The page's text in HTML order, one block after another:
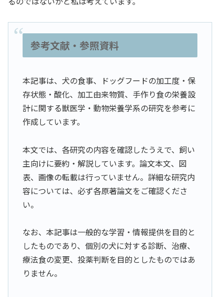
参考文献・参照資料
本記事は、犬の食事、ドッグフードの加工度・保
存状態・酸化、加工由来物質、手作り食の栄養設
計に関する獣医学・動物栄養学系の研究を参考に
作成しています。
本文では、各研究の内容を確認したうえで、飼い
主向けに要約・解説しています。論文本文、図
表、画像の転載は行っていません。詳細な研究内
容については、必ず各原著論文をご確認くださ
い。
なお、本記事は一般的な学習・情報提供を目的と
したものであり、個別の犬に対する診断、治療、
療法食の変更、投薬判断を目的としたものではあ
りません。